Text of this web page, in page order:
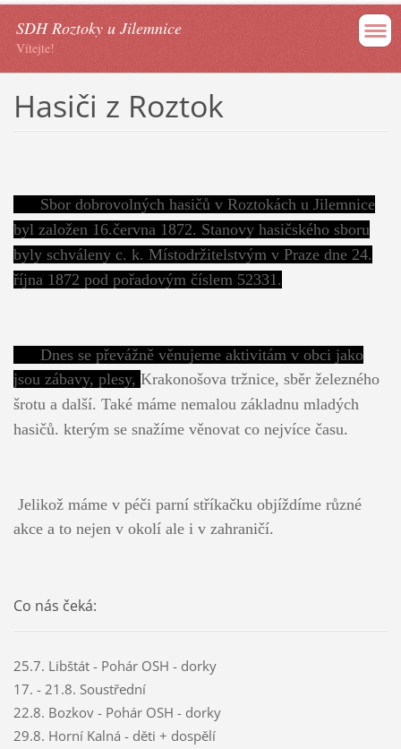
SDH Roztoky u Jilemnice
Vítejte!
Hasiči z Roztok
Sbor dobrovolných hasičů v Roztokách u Jilemnice
byl založen 16.června 1872. Stanovy hasičského sboru
byly schváleny c. k. Místodržitelstvým v Praze dne 24.
října 1872 pod pořadovým číslem 52331.
Dnes se převážně věnujeme aktivitám v obci jako
jsou zábavy, plesy, Krakonošova tržnice, sběr železného
šrotu a další. Také máme nemalou základnu mladých
hasičů. kterým se snažíme věnovat co nejvíce času.
Jelikož máme v péči parní stříkačku objíždíme různé
akce a to nejen v okolí ale i v zahraničí.
Co nás čeká:
25.7. Libštát - Pohár OSH - dorky
17. - 21.8. Soustřední
22.8. Bozkov - Pohár OSH - dorky
29.8. Horní Kalná - děti + dospělí